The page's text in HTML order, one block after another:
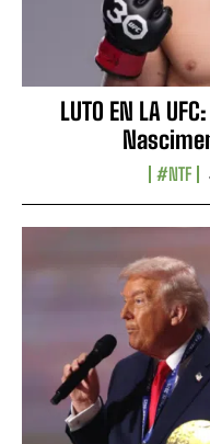
LUTO EN LA
#NTF